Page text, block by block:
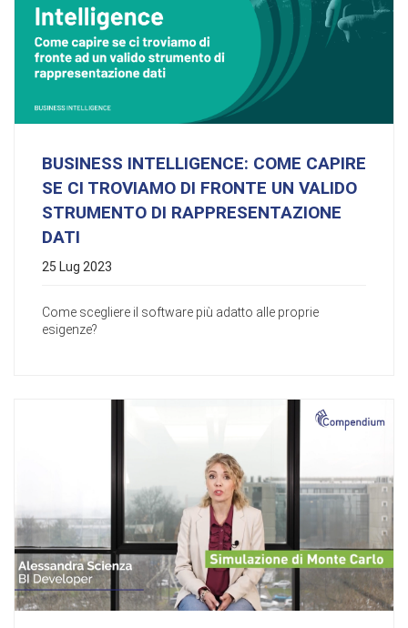
BUSINESS INTELLIGENCE: COME CAPIRE
SE CI TROVIAMO DI FRONTE UN VALIDO
STRUMENTO DI RAPPRESENTAZIONE
DATI
25 Lug 2023
Come scegliere il software più adatto alle proprie
esigenze?